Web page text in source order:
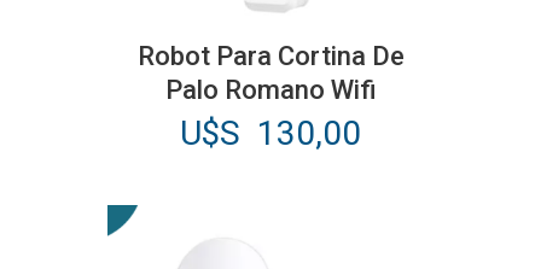
Robot Para Cortina De
Palo Romano Wifi
U$S 130,00